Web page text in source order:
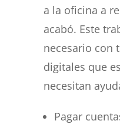
a la oficina a
acabó. Este
necesario con
digitales que
necesitan
Pagar